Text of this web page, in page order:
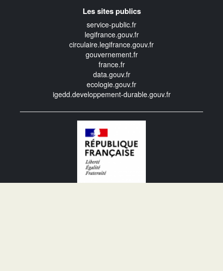
Les sites publics
service-public.fr
legifrance.gouv.fr
circulaire.legifrance.gouv.fr
gouvernement.fr
france.fr
data.gouv.fr
ecologie.gouv.fr
igedd.developpement-durable.gouv.fr